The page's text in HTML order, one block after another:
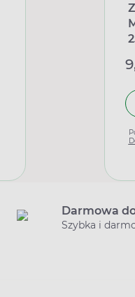
Darmowa
Szybka i